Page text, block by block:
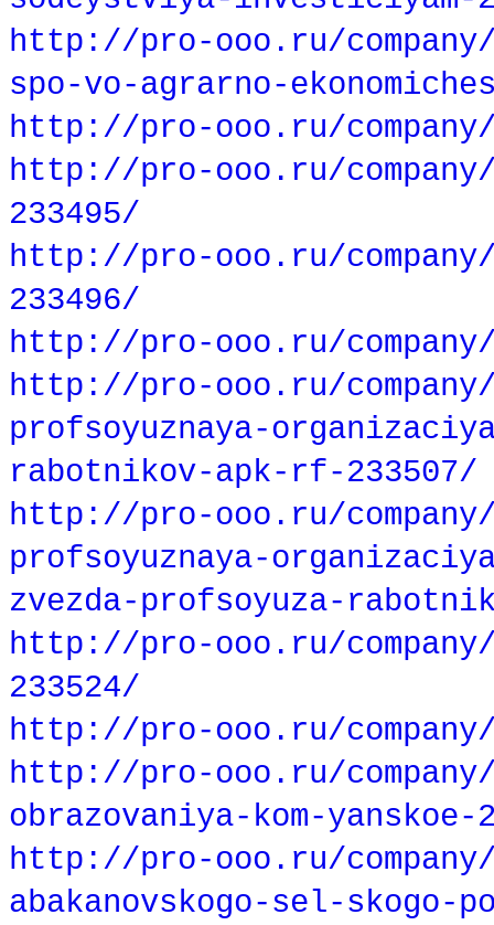
http://pro-ooo.ru/company/
spo-vo-agrarno-
http://pro-ooo.ru/company/
http://pro-ooo.ru/
233495/
http://pro-ooo.ru/
233496/
http://pro-ooo.ru/company/
http://pro-ooo.ru/
profsoyuznaya-
rabotnikov-apk-rf-233507/
http://pro-ooo.ru/
profsoyuznaya-
zvezda-profsoyuza-
http://pro-ooo.ru/
233524/
http://pro-ooo.ru/company/
http://pro-ooo.ru/company/
obrazovaniya-kom-yanskoe-
http://pro-ooo.ru/
abakanovskogo-sel-skogo-